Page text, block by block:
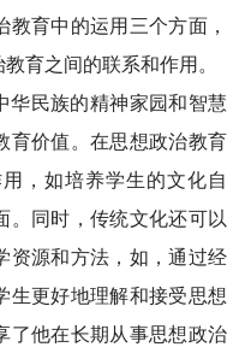
育中的运用三个方面，
育之间的联系和作用。
华民族的精神家园和智慧
育价值。在思想政治教育
，如培养学生的文化自
。同时，传统文化还可以
资源和方法，如，通过经
生更好地理解和接受思想
了他在长期从事思想政治